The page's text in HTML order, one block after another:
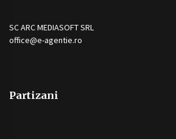
SC ARC MEDIASOFT SRL
office@e-agentie.ro
Partizani